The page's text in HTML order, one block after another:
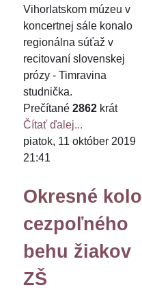
Vihorlatskom múzeu v
koncertnej sále konalo
regionálna súťaž v
recitovaní slovenskej
prózy - Timravina
studnička.
Prečítané 2862 krát
Čítať ďalej...
piatok, 11 október 2019
21:41
Okresné kolo
cezpoľného
behu žiakov
ZŠ